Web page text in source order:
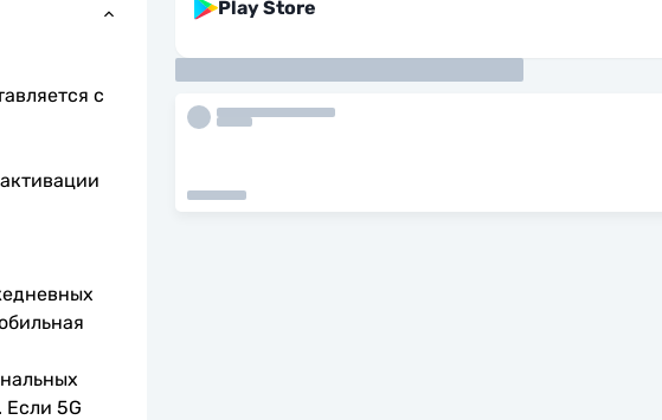
с
Если 5G
Play Store